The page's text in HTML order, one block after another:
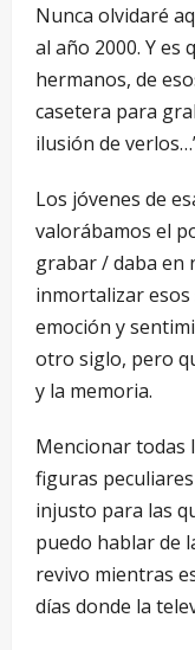
Nunca olvidaré
al año 2000. Y es
hermanos, de
casetera para
ilusión de
Los jóvenes de
valorábamos el
grabar / daba en
inmortalizar
emoción y
otro siglo, pero
y la memoria.
Mencionar todas
figuras
injusto para las
puedo hablar de
revivo mientras
días donde la